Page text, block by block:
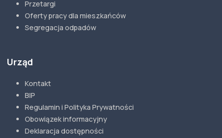
Przetargi
Oferty pracy dla mieszkańców
Segregacja odpadów
Urząd
Kontakt
BIP
Regulamin i Polityka Prywatności
Obowiązek informacyjny
Deklaracja dostępności